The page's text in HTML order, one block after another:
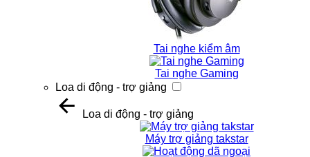
Tai nghe kiểm âm
Tai nghe Gaming
Loa di động - trợ giảng
Loa di động - trợ giảng
Máy trợ giảng takstar